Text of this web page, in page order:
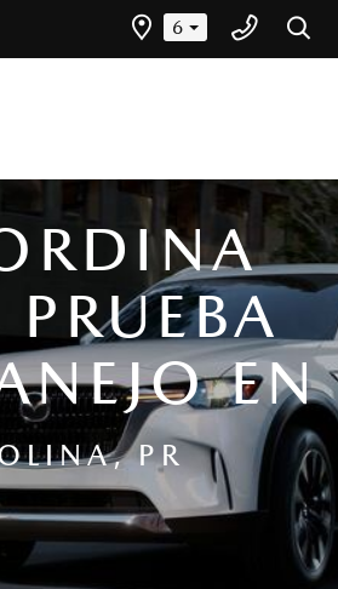
6
EN
PR